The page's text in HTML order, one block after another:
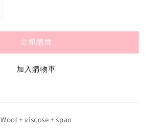
立即購買
加入購物車
Wool + viscose + span